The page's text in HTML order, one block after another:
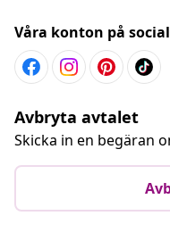
Våra konton på
Avbryta avtalet
Skicka in en begäran